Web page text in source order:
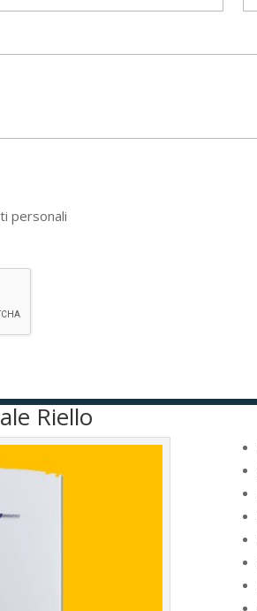
personali
Riello